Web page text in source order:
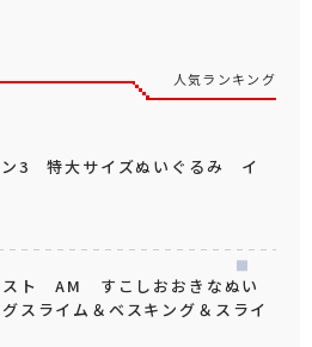
人気ランキング
ン3 特大サイズぬいぐるみ イ
スト AM すこしおおきなぬい
スライム＆ベスキング＆スライ